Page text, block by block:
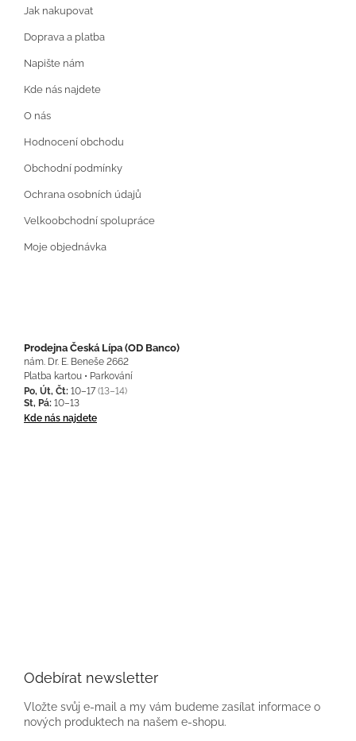
Jak nakupovat
Doprava a platba
Napište nám
Kde nás najdete
O nás
Hodnocení obchodu
Obchodní podmínky
Ochrana osobních údajů
Velkoobchodní spolupráce
Moje objednávka
Prodejna Česká Lípa (OD Banco)
nám. Dr. E. Beneše 2662
Platba kartou • Parkování
Po, Út, Čt: 10–17 (13–14)
St, Pá: 10–13
Kde nás najdete
Odebírat newsletter
Vložte svůj e-mail a my vám budeme zasílat informace o
nových produktech na našem e-shopu.